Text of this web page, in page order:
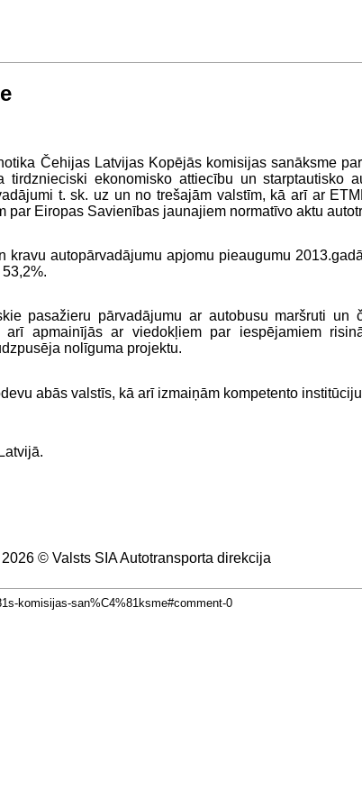
Čehijas Latvijas Kopējās komisijas sanāksme
ekonomisko attiecību un starptautisko
t. sk. uz un no trešajām valstīm, kā arī ar
Eiropas Savienības jaunajiem normatīvo aktu
autopārvadājumu apjomu pieaugumu
pasažieru pārvadājumu ar autobusu maršruti un
apmainījās ar viedokļiem par iespējamiem
nolīguma projektu.
abās valstīs, kā arī izmaiņām kompetento
2026 © Valsts SIA Autotransporta direkcija
komisijas-san%C4%81ksme#comment-0